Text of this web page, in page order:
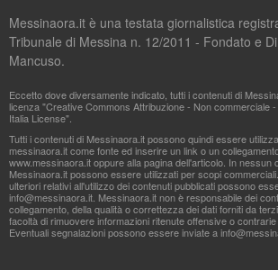
Messinaora.it è una testata giornalistica
Tribunale di Messina n. 12/2011 - Fondato e
Mancuso.
Eccetto dove diversamente indicato, tutti i contenuti di
licenza "Creative Commons Attribuzione - Non commerciale
Italia License".
Tutti i contenuti di Messinaora.it possono quindi essere
messinaora.it come fonte ed inserire un link o un
www.messinaora.it oppure alla pagina dell'articolo. In nessun
Messinaora.it possono essere utilizzati per scopi
ulteriori relativi all'utilizzo dei contenuti pubblicati possono
info@messinaora.it . Messinaora.it non è responsabile dei
collegamento, della qualità o correttezza dei dati forniti da
facoltà di rimuovere informazioni ritenute offensive o
Eventuali segnalazioni possono essere inviate a